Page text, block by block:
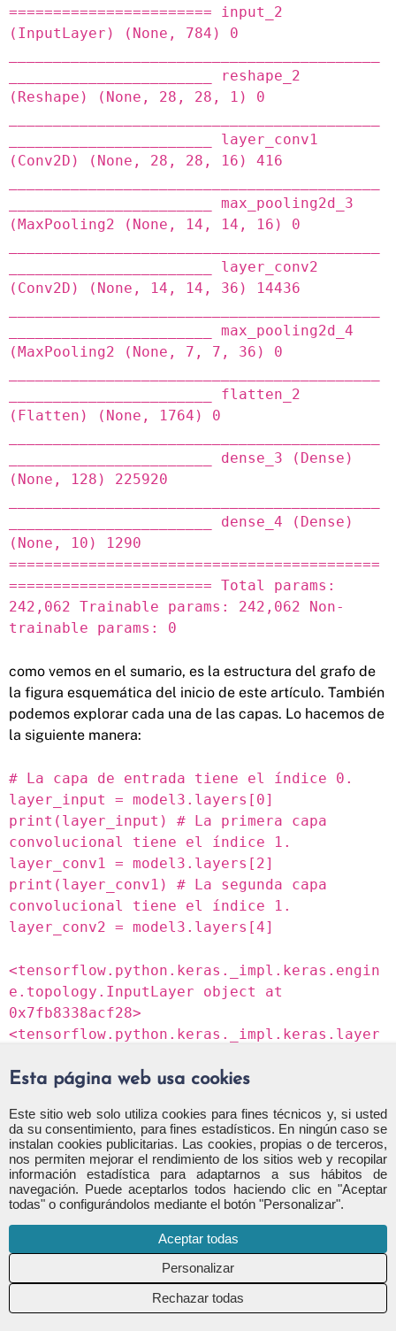
======================= input_2
(InputLayer) (None, 784) 0
_______________________ reshape_2
(Reshape) (None, 28, 28, 1) 0
_______________________ layer_conv1
(Conv2D) (None, 28, 28, 16) 416
_______________________ max_pooling2d_3
(MaxPooling2 (None, 14, 14, 16) 0
_______________________ layer_conv2
(Conv2D) (None, 14, 14, 36) 14436
_______________________ max_pooling2d_4
(MaxPooling2 (None, 7, 7, 36) 0
_______________________ flatten_2
(Flatten) (None, 1764) 0
_______________________ dense_3 (Dense)
(None, 128) 225920
_______________________ dense_4 (Dense)
(None, 10) 1290
==========================================
======================= Total params:
242,062 Trainable params: 242,062 Non-
trainable params: 0
como vemos en el sumario, es la estructura del grafo de
la figura esquemática del inicio de este artículo. También
podemos explorar cada una de las capas. Lo hacemos de
la siguiente manera:
# La capa de entrada tiene el índice 0.
layer_input = model3.layers[0]
print(layer_input) # La primera capa
convolucional tiene el índice 1.
layer_conv1 = model3.layers[2]
print(layer_conv1) # La segunda capa
convolucional tiene el índice 1.
layer_conv2 = model3.layers[4]
<tensorflow.python.keras._impl.keras.engin
e.topology.InputLayer object at
0x7fb8338acf28>
<tensorflow.python.keras._impl.keras.layer
0x7fb8338acef0>
Pesos convolucionales
Ahora que tenemos las capas, podemos obtener sus
pesos fácilmente.
Creamos una función auxiliar para trazar los pesos
def plot_conv_weights(weights,
input_channel=0): # Get the lowest and
Esta página web usa cookies
Este sitio web solo utiliza cookies para fines técnicos y, si usted
da su consentimiento, para fines estadísticos. En ningún caso se
instalan cookies publicitarias. Las cookies, propias o de terceros,
nos permiten mejorar el rendimiento de los sitios web y recopilar
información estadística para adaptarnos a sus hábitos de
navegación. Puede aceptarlos todos haciendo clic en "Aceptar
todas" o configurándolos mediante el botón "Personalizar".
Aceptar todas
Rechazar todas